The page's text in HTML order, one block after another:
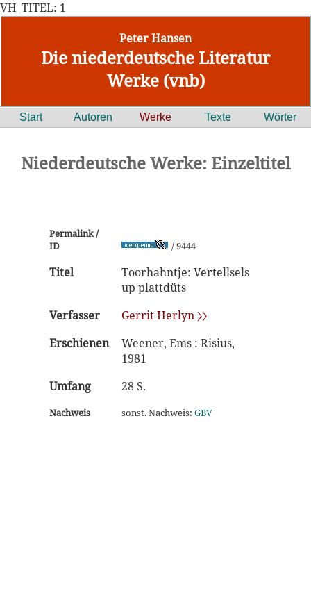
VH_TITEL: 1
Peter Hansen
Die niederdeutsche Literatur
Werke (vnb)
Start Autoren Werke Texte Wörter
Niederdeutsche Werke: Einzeltitel
Permalink /
ID
/ 9444
Titel
Toorhahntje: Vertellsels
up plattdüts
Verfasser
Gerrit Herlyn 〉〉
Erschienen
Weener, Ems : Risius,
1981
Umfang
28 S.
Nachweis sonst. Nachweis: GBV